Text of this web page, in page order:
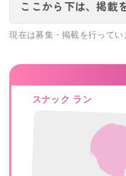
ここから下は、掲載
現在は募集・掲載を行ってい
スナック ラン